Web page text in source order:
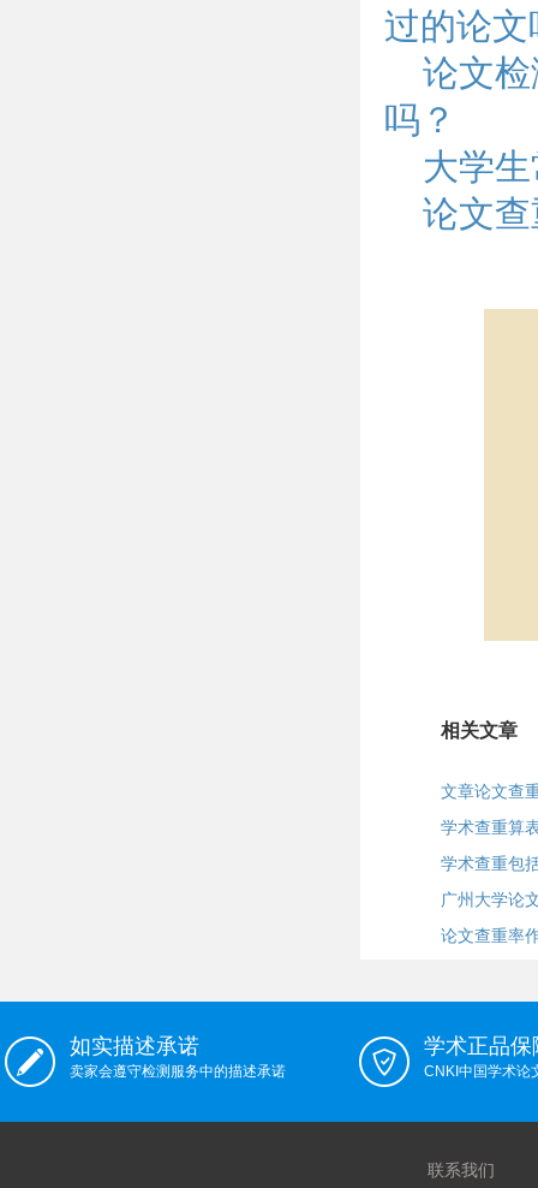
过的论文
论文
吗？
大学
论文
相关文章
文章论文查
学术查重算
学术查重包
广州大学论
论文查重率
如实描述承诺
卖家会遵守检测服务中的描述承诺
学术正品保
CNKI中国学术论
联系我们